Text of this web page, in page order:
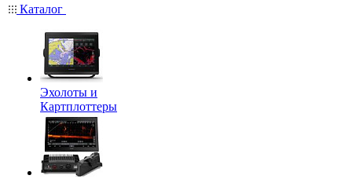
Каталог
Эхолоты и
Картплоттеры